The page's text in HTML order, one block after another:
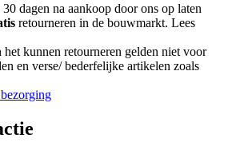
dagen na aankoop door ons op laten
retourneren in de bouwmarkt. Lees
kunnen retourneren gelden niet voor
en verse/ bederfelijke artikelen zoals